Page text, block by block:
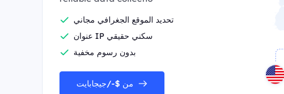
تحديد الموقع الجغرافي مجاني
عنوان IP سكني حقيقي
بدون رسوم مخفية
من $-/جيجابايت